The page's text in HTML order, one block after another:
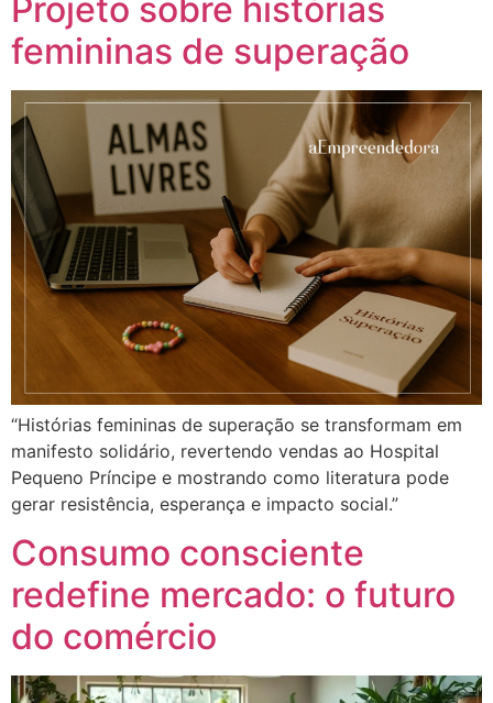
Projeto sobre histórias
femininas de superação
“Histórias femininas de superação se transformam em
manifesto solidário, revertendo vendas ao Hospital
Pequeno Príncipe e mostrando como literatura pode
gerar resistência, esperança e impacto social.”
Consumo consciente
redefine mercado: o futuro
do comércio